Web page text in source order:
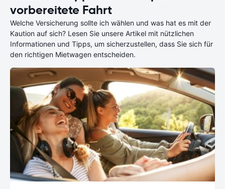
vorbereitete Fahrt
Welche Versicherung sollte ich wählen und was hat es mit der
Kaution auf sich? Lesen Sie unsere Artikel mit nützlichen
Informationen und Tipps, um sicherzustellen, dass Sie sich für
den richtigen Mietwagen entscheiden.